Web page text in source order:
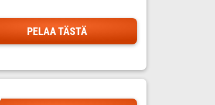
PELAA TÄSTÄ